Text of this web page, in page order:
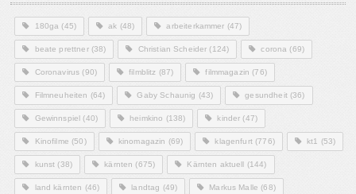
180ga (45) ak (48) arbeiterkammer (47)
beate prettner(38) Christian Scheider (124) corona (69)
Coronavirus (90) filmblitz (87) filmmagazin (76)
Filmneuheiten (64) Gaby Schaunig (43) gesundheit(36)
Gewinnspiel (40) heimkino (138) kinder (47)
Kinofilme (50) kinomagazin (69) klagenfurt(776) kt1 (53)
kunst (38) kärnten (675) Kärnten aktuell (144)
land kärnten (46) landtag (49) Markus Malle (68)